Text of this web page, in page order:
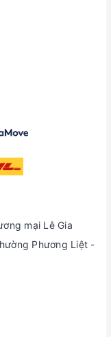
mại Lê Gia
Phương Liệt -